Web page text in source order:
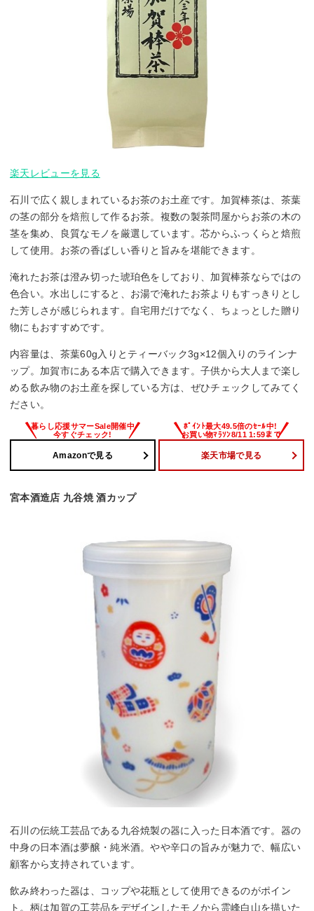
楽天レビューを見る
石川で広く親しまれているお茶のお土産です。加賀棒茶は、茶葉
の茎の部分を焙煎して作るお茶。複数の製茶問屋からお茶の木の
茎を集め、良質なモノを厳選しています。芯からふっくらと焙煎
して使用。お茶の香ばしい香りと旨みを堪能できます。
淹れたお茶は澄み切った琥珀色をしており、加賀棒茶ならではの
色合い。水出しにすると、お湯で淹れたお茶よりもすっきりとし
た芳しさが感じられます。自宅用だけでなく、ちょっとした贈り
物にもおすすめです。
内容量は、茶葉60g入りとティーバック3g×12個入りのラインナ
ップ。加賀市にある本店で購入できます。子供から大人まで楽し
める飲み物のお土産を探している方は、ぜひチェックしてみてく
ださい。
Amazonで見る 楽天市場で見る
宮本酒造店 九谷焼 酒カップ
石川の伝統工芸品である九谷焼製の器に入った日本酒です。器の
中身の日本酒は夢醸・純米酒。やや辛口の旨みが魅力で、幅広い
顧客から支持されています。
飲み終わった器は、コップや花瓶として使用できるのがポイン
ト。柄は加賀の工芸品をデザインしたモノから霊峰白山を描いた